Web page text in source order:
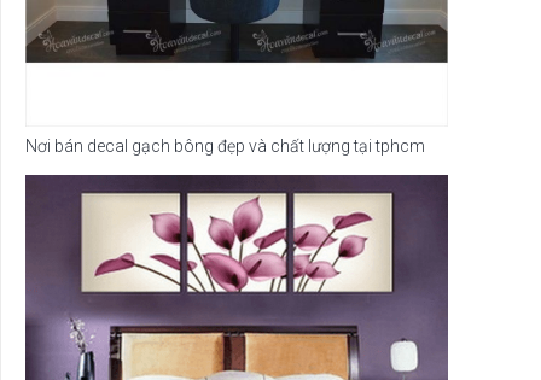
Nơi bán decal gạch bông đẹp và chất lượng tại tphcm